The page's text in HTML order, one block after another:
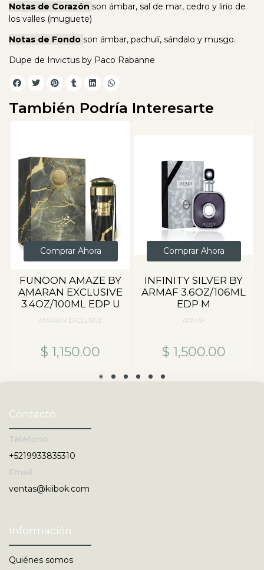
Notas de Corazón son ámbar, sal de mar, cedro y lirio de
los valles (muguete)
Notas de Fondo son ámbar, pachulí, sándalo y musgo.
Dupe de Invictus by Paco Rabanne
También Podría Interesarte
Comprar Ahora
FUNOON AMAZE BY
AMARAN EXCLUSIVE
3.4OZ/100ML EDP U
AMARAN EXCLUSIVE
$ 1,150.00
Comprar Ahora
INFINITY SILVER BY
ARMAF 3.6OZ/106ML
EDP M
ARMAF
$ 1,500.00
Contacto
+5219933835310
ventas@kiibok.com
Información
Quiénes somos